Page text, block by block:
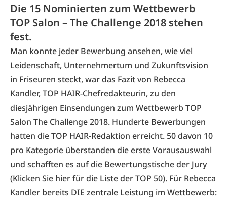
Die 15 Nominierten zum Wettbewerb
TOP Salon – The Challenge 2018 stehen
fest.
Man konnte jeder Bewerbung ansehen, wie viel
Leidenschaft, Unternehmertum und Zukunftsvision
in Friseuren steckt, war das Fazit von Rebecca
Kandler, TOP HAIR-Chefredakteurin, zu den
diesjährigen Einsendungen zum Wettbewerb TOP
Salon The Challenge 2018. Hunderte Bewerbungen
hatten die TOP HAIR-Redaktion erreicht. 50 davon 10
pro Kategorie überstanden die erste Vorausauswahl
und schafften es auf die Bewertungstische der Jury
(Klicken Sie hier für die Liste der TOP 50). Für Rebecca
Kandler bereits DIE zentrale Leistung im Wettbewerb: